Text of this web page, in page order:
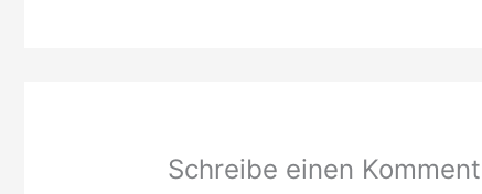
Schreibe einen